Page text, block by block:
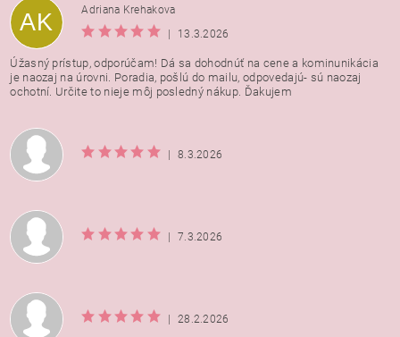
AK
Adriana Krehakova
|
13.3.2026
Úžasný prístup, odporúčam! Dá sa dohodnúť na cene a kominunikácia
je naozaj na úrovni. Poradia, pošlú do mailu, odpovedajú- sú naozaj
ochotní. Určite to nieje môj posledný nákup. Ďakujem
| 8.3.2026
| 7.3.2026
| 28.2.2026